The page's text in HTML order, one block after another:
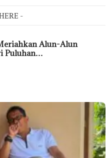
-
Alun-Alun
Puluhan…